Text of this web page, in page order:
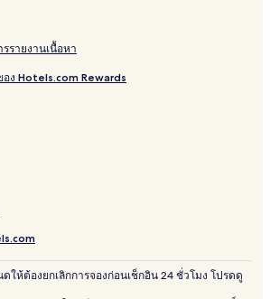
รายงานเนื้อหา
ง Hotels.com Rewards
ให้ต้องยกเลิกการจองก่อนเช็กอิน 24 ชั่วโมง โปรดดู